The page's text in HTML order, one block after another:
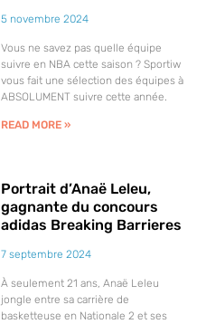
5 novembre 2024
Vous ne savez pas quelle équipe
suivre en NBA cette saison ? Sportiw
vous fait une sélection des équipes à
ABSOLUMENT suivre cette année.
READ MORE »
Portrait d’Anaë Leleu,
gagnante du concours
adidas Breaking Barrieres
7 septembre 2024
À seulement 21 ans, Anaë Leleu
jongle entre sa carrière de
basketteuse en Nationale 2 et ses